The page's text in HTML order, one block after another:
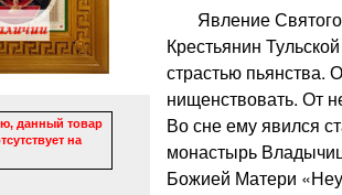
данный товар
на
Явление Святого
Крестьянин
страстью пьянства.
нищенствовать. От
Во сне ему явился
монастырь
Божией Матери